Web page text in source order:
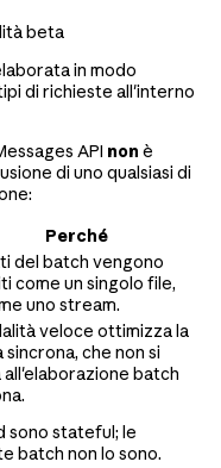
beta
in modo
di richieste all'interno
API non è
di uno qualsiasi di
Perché
del batch vengono
come un singolo file,
uno stream.
veloce ottimizza la
sincrona, che non si
all'elaborazione batch
sono stateful; le
batch non lo sono.